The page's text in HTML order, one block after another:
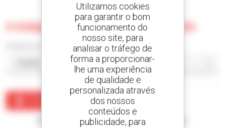
0 máquina usada no Admar - Erie
Nenhum resultado corresponde à sua pesquisa.
Utilizamos cookies
para garantir o bom
funcionamento do
nosso site, para
analisar o tráfego de
forma a proporcionar-
lhe uma experiência
de qualidade e
personalizada através
dos nossos
conteúdos e
publicidade, para